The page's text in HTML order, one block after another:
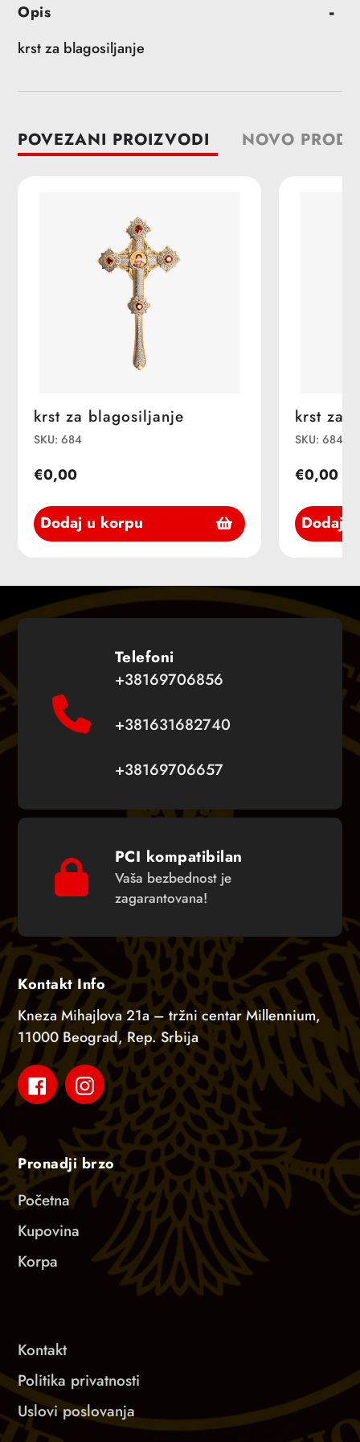
proizvoda
u
korpu
Opis
krst za blagosiljanje
POVEZANI PROIZVODI NOVO
krst za blagosiljanje
SKU: 684
€0,00
Dodaj u korpu
krst za
SKU: 684
€0,00
Dodaj
Telefoni
+38169706856
+381631682740
+38169706657
PCI kompatibilan
Vaša bezbednost je
zagarantovana!
Kontakt Info
Kneza Mihajlova 21a – tržni centar Millennium,
11000 Beograd, Rep. Srbija
FacebookInstagram
Pronadji brzo
Početna
Kupovina
Korpa
Kontakt
Politika privatnosti
Uslovi poslovanja